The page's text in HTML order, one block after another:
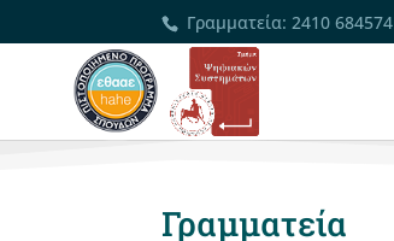
Γραμματεία: 2410 684574
Γραμματεία